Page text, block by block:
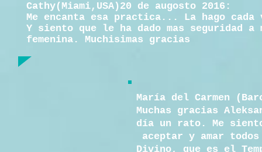
Cathy(Miami,USA)20 de augosto 2016:
Me encanta esa practica... La hago cada
Y siento que le ha dado mas seguridad a
femenina. Muchisimas gracias
María del Carmen
Muchas gracias
día un rato. Me
aceptar y amar
Divino, que es el